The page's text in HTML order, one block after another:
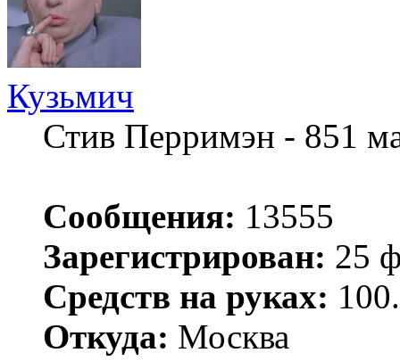
Кузьмич
Стив Перримэн - 851
Сообщения: 13555
Зарегистрирован: 25
Средств на руках:
Откуда: Москва